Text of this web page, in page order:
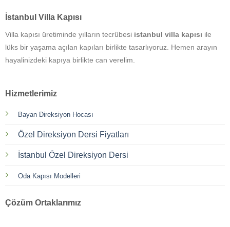
İstanbul Villa Kapısı
Villa kapısı üretiminde yılların tecrübesi istanbul villa kapısı ile
lüks bir yaşama açılan kapıları birlikte tasarlıyoruz. Hemen arayın
hayalinizdeki kapıya birlikte can verelim.
Hizmetlerimiz
Bayan Direksiyon Hocası
Özel Direksiyon Dersi Fiyatları
İstanbul Özel Direksiyon Dersi
Oda Kapısı Modelleri
Çözüm Ortaklarımız